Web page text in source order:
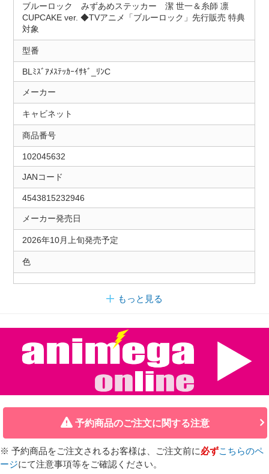
ブルーロック みずあめステッカー 潔 世一＆糸師 凛
CUPCAKE ver. ◆TVアニメ「ブルーロック」先行販売 特典
対象
型番
BLﾐｽﾞｱﾒｽﾃｯｶｰｲｻｷﾞ_ﾘﾝC
メーカー
キャビネット
商品番号
102045632
JANコード
4543815232946
メーカー発売日
2026年10月上旬発売予定
色
もっと見る
予約商品のご注文に関する注意
※ 予約商品をご注文されるお客様は、ご注文前に必ずこちらのペ
ージにて注意事項等をご確認ください。